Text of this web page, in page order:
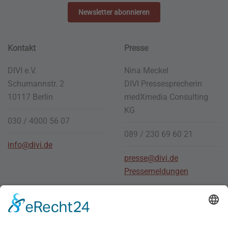
Newsletter abonnieren
Kontakt
DIVI e.V.
Schumannstr. 2
10117 Berlin
030 / 4000 56 07
info@divi.de
Presse
Nina Meckel
DIVI Pressesprecherin
medXmedia Consulting
KG
089 / 230 69 60 21
presse@divi.de
Pressemeldungen
Stellenmarkt